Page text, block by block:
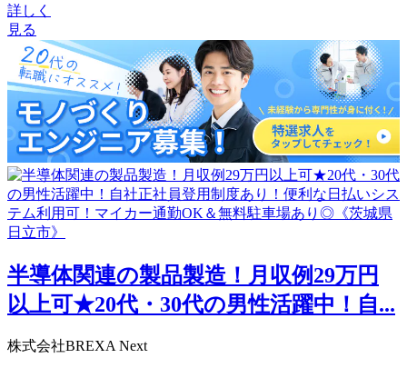
詳しく
見る
半導体関連の製品製造！月収例29万円
以上可★20代・30代の男性活躍中！自...
株式会社BREXA Next